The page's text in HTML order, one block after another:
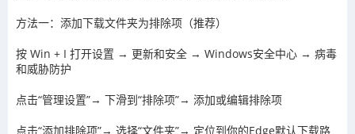
方法一：添加下载文件夹为排除项（推荐）
按 Win + I 打开设置 → 更新和安全 → Windows安全中心 → 病毒
和威胁防护
点击“管理设置”→ 下滑到“排除项”→ 添加或编辑排除项
点击“添加排除项”→ 选择“文件夹”→ 定位到你的Edge默认下载路